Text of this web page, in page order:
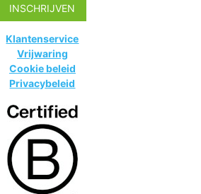
INSCHRIJVEN
Klantenservice
Vrijwaring
Cookie beleid
Privacybeleid